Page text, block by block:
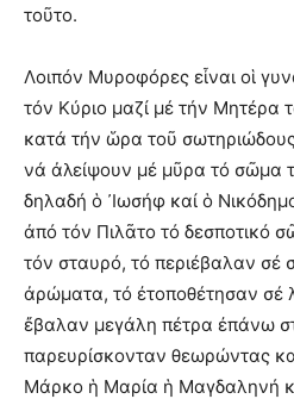
τοῦτο.
Λοιπόν Μυροφόρες εἶναι οἱ
τόν Κύριο μαζί μέ τήν Μητέρα
κατά τήν ὥρα τοῦ
νά ἀλείψουν μέ μῦρα τό σῶμα
δηλαδή ὁ ᾿Ιωσήφ καί ὁ
ἀπό τόν Πιλᾶτο τό δεσποτικό
τόν σταυρό, τό περιέβαλαν σέ
ἀρώματα, τό ἐτοποθέτησαν σέ
ἔβαλαν μεγάλη πέτρα ἐπάνω
παρευρίσκονταν θεωρώντας
Μάρκο ἡ Μαρία ἡ Μαγδαληνή